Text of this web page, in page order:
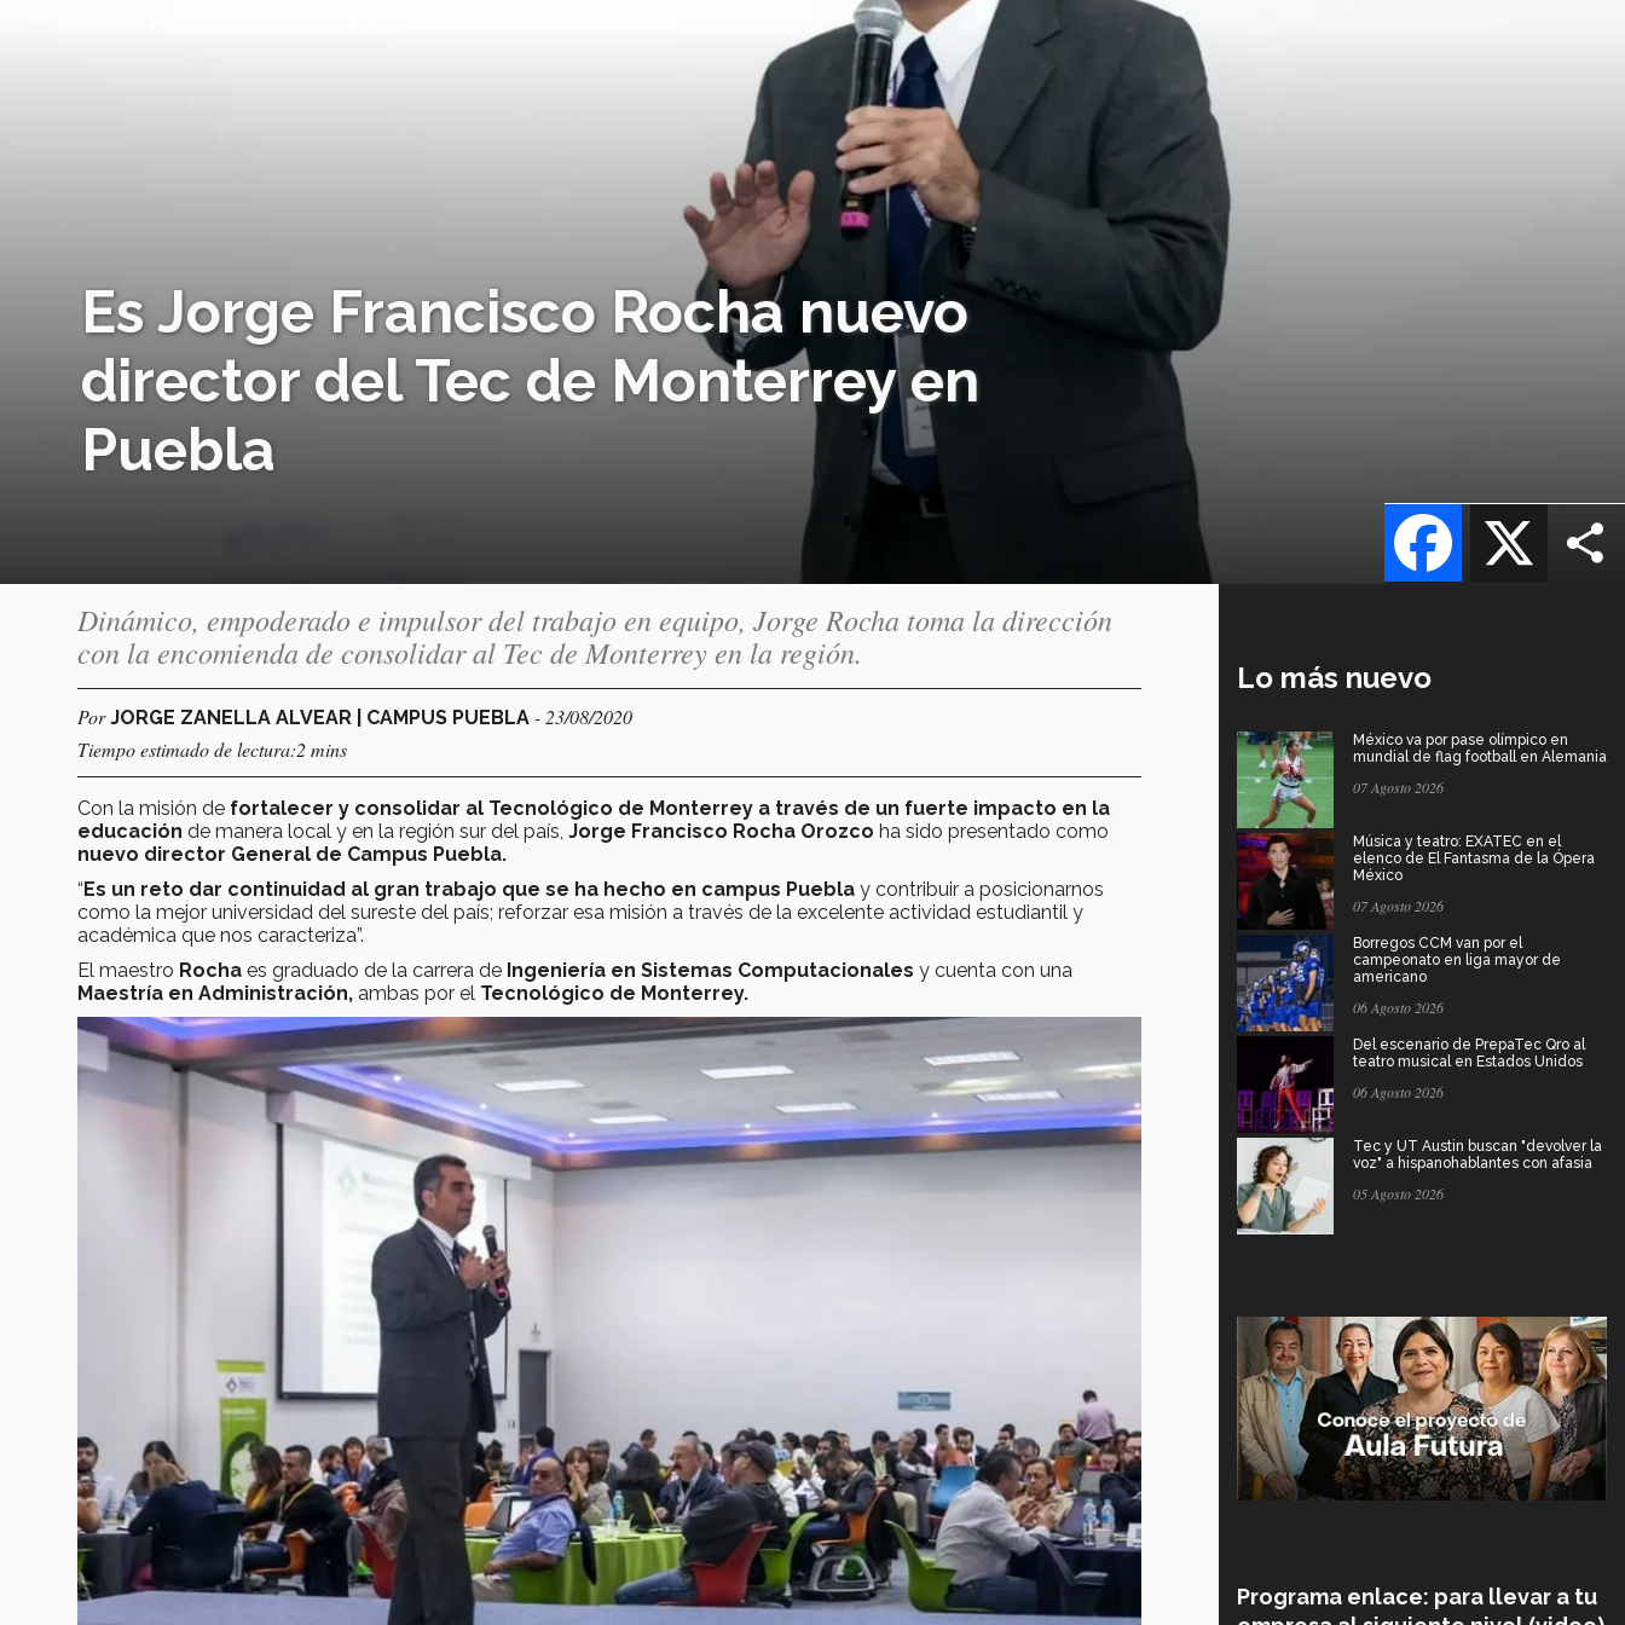
Es Jorge Francisco Rocha nuevo
director del Tec de Monterrey en
Puebla
X
Facebook
Dinámico, empoderado e impulsor del trabajo en equipo, Jorge Rocha toma la dirección
con la encomienda de consolidar al Tec de Monterrey en la región.
PorJORGE ZANELLA ALVEAR | CAMPUS PUEBLA - 23/08/2020
Tiempo estimado de lectura:2 mins
Con la misión de fortalecer y consolidar al Tecnológico de Monterrey a través de un fuerte impacto en la
educación de manera local y en la región sur del país, Jorge Francisco Rocha Orozco ha sido presentado como
nuevo director General de Campus Puebla.
“Es un reto dar continuidad al gran trabajo que se ha hecho en campus Puebla y contribuir a posicionarnos
como la mejor universidad del sureste del país; reforzar esa misión a través de la excelente actividad estudiantil y
académica que nos caracteriza”.
El maestro Rocha es graduado de la carrera de Ingeniería en Sistemas Computacionales y cuenta con una
Maestría en Administración, ambas por el Tecnológico de Monterrey.
Lo más nuevo
México va por pase olímpico en
mundial de flag football en Alemania
07 Agosto 2026
Música y teatro: EXATEC en el
elenco de El Fantasma de la Ópera
México
07 Agosto 2026
Borregos CCM van por el
campeonato en liga mayor de
americano
06 Agosto 2026
Del escenario de PrepaTec Qro al
teatro musical en Estados Unidos
06 Agosto 2026
Tec y UT Austin buscan "devolver la
voz" a hispanohablantes con afasia
05 Agosto 2026
Programa enlace: para llevar a tu